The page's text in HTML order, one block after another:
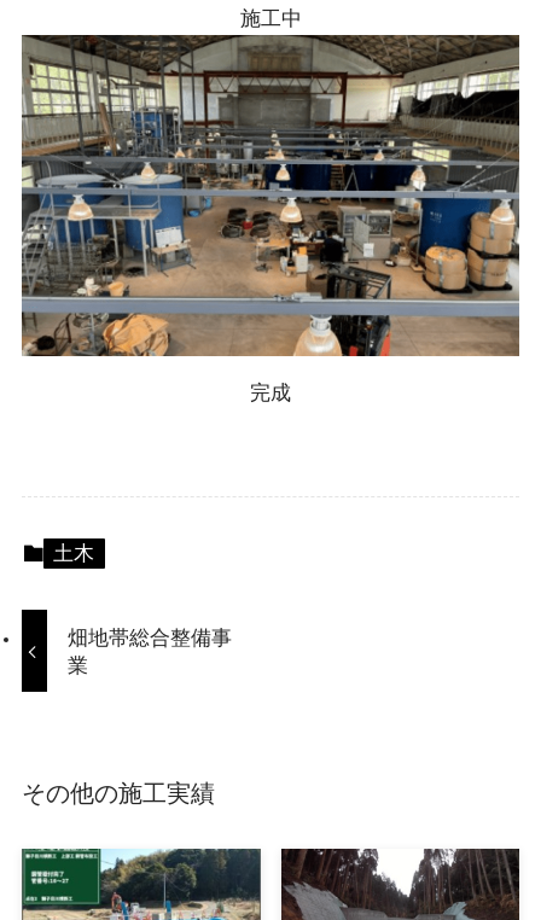
施工中
完成
土木
畑地帯総合整備事
業
その他の施工実績